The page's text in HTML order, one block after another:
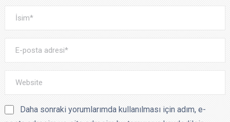
Daha sonraki yorumlarımda kullanılması için adım, e-